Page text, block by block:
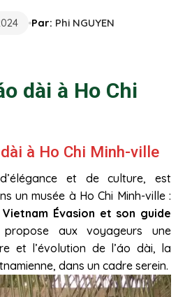
Par: Phi NGUYEN
dài à Ho Chi
à Ho Chi Minh-ville
et de culture, est
un musée à Ho Chi Minh-ville :
Vietnam Évasion et son guide
propose aux voyageurs une
et l’évolution de l’áo dài, la
dans un cadre serein.